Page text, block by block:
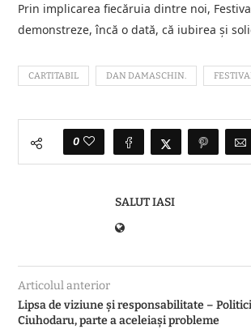
Prin implicarea fiecăruia dintre noi,
demonstreze, încă o dată, că iubirea și
CARTITABIL DAN DAMASCHIN.
0
SALUT IASI
Articolul anterior
Lipsa de viziune și responsabilitate –
Ciuhodaru, parte a aceleiași probleme